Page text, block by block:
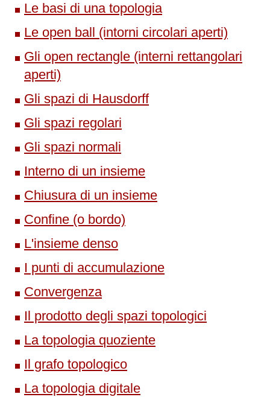
Le basi di una topologia
Le open ball (intorni circolari aperti)
Gli open rectangle (interni rettangolari
aperti)
Gli spazi di Hausdorff
Gli spazi regolari
Gli spazi normali
Interno di un insieme
Chiusura di un insieme
Confine (o bordo)
L'insieme denso
I punti di accumulazione
Convergenza
Il prodotto degli spazi topologici
La topologia quoziente
Il grafo topologico
La topologia digitale